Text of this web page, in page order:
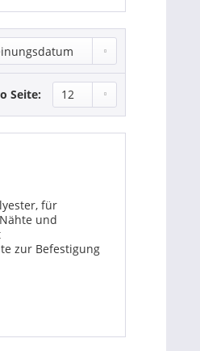
Seite:
für
und
zur Befestigung